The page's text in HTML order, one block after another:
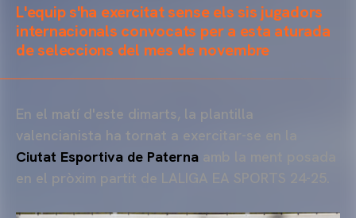
L'equip s'ha exercitat sense els sis jugadors
internacionals convocats per a esta aturada
de seleccions del mes de novembre
En el matí d'este dimarts, la plantilla
valencianista ha tornat a exercitar-se en la
Ciutat Esportiva de Paterna amb la ment posada
en el pròxim partit de LALIGA EA SPORTS 24-25.